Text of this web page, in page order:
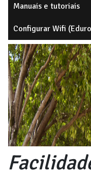
Manuais e tutoriais
Configurar Wifi